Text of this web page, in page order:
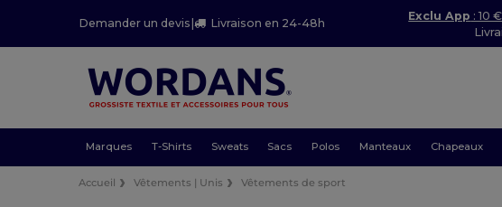
Demander un devis | Livraison en 24-48h
Exclu App : 10
Marques T-Shirts Sweats Sacs Polos Manteaux Chapeaux
Accueil Vêtements | Unis Vêtements de sport